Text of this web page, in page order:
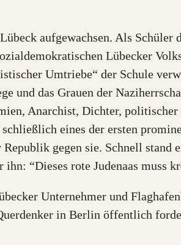
aufgewachsen. Als
Lübecker
Umtriebe“ der Schule
und das Grauen der
Anarchist, Dichter,
eines der ersten
gegen sie. Schnell stand
“Dieses rote Judenaas muss
Unternehmer und
in Berlin öffentlich